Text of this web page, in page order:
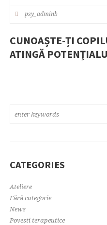
psy_adminb
CUNOAȘTE-ȚI
ATINGĂ
CATEGORIES
Ateliere
Fără categorie
News
Povesti terapeutice